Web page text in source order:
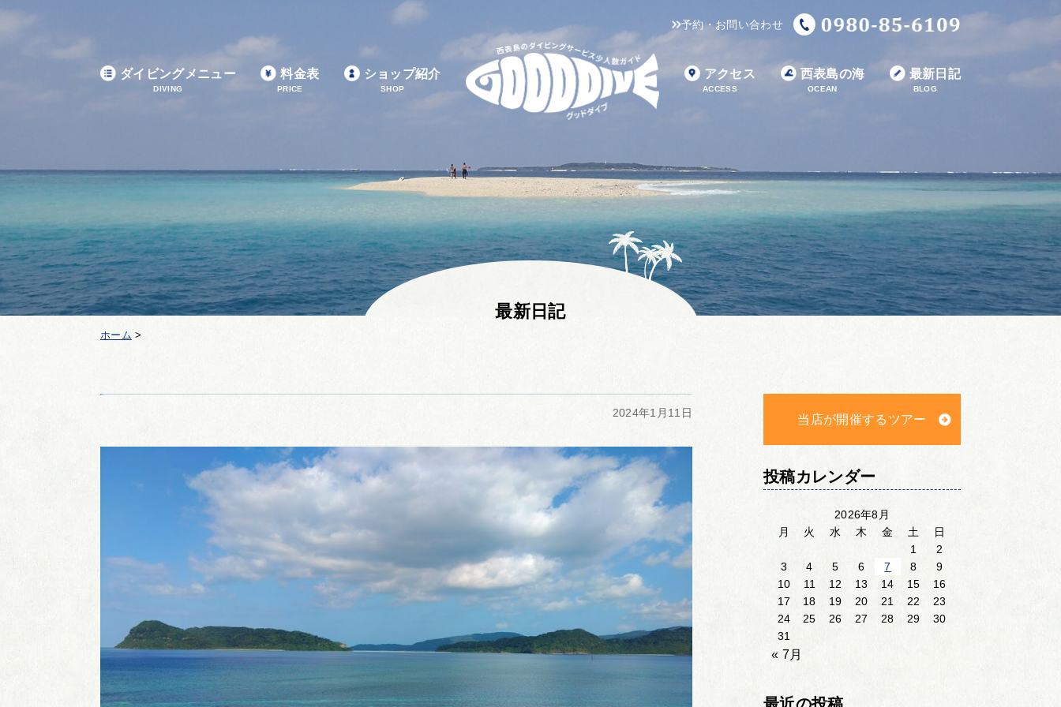
予約・お問い合わせ
ダイビングメニュー
DIVING
料金表
PRICE
ショップ紹介
SHOP
アクセス
ACCESS
西表島の海
OCEAN
最新日記
BLOG
最新日記
ホーム >
2024年1月11日 当店が開催するツアー
投稿カレンダー
2026年8月
月
火 水 木 金 土
日
1
2
3
4 5 6 7 8
9
10
11 12 13 14 15
16
17
18 19 20 21 22
23
24
25 26 27 28 29
30
31
« 7月